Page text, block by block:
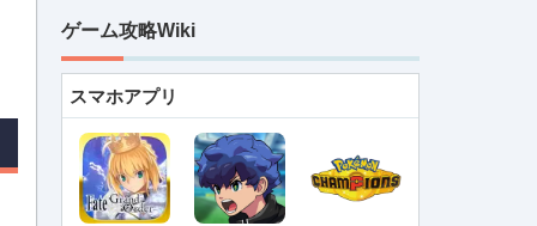
ゲーム攻略Wiki
スマホアプリ